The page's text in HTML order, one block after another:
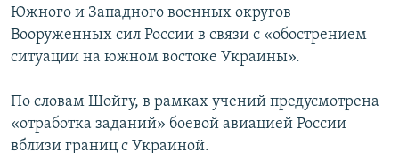
Южного и Западного военных округов
Вооруженных сил России в связи с «обострением
ситуации на южном востоке Украины».
По словам Шойгу, в рамках учений предусмотрена
«отработка заданий» боевой авиацией России
вблизи границ с Украиной.